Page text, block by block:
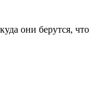
они берутся, что